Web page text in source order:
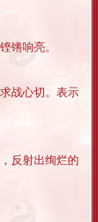
锵响亮。
战心切。表示
反射出绚烂的